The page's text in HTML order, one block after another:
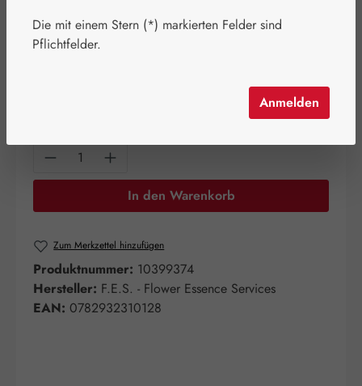
Artikel auf Lager.
Produkt Anzahl: Gib den gewünschten
In den Warenkorb
Zum Merkzettel hinzufügen
Produktnummer: 10399374
Hersteller: F.E.S. - Flower Essence Services
EAN: 0782932310128
Die mit einem Stern (*) markierten Felder sind
Pflichtfelder.
Anmelden